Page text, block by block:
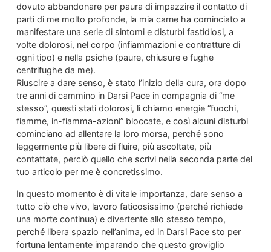
dovuto abbandonare per paura di impazzire il contatto di
parti di me molto profonde, la mia carne ha cominciato a
manifestare una serie di sintomi e disturbi fastidiosi, a
volte dolorosi, nel corpo (infiammazioni e contratture di
ogni tipo) e nella psiche (paure, chiusure e fughe
centrifughe da me).
Riuscire a dare senso, è stato l’inizio della cura, ora dopo
tre anni di cammino in Darsi Pace in compagnia di “me
stesso”, questi stati dolorosi, li chiamo energie “fuochi,
fiamme, in-fiamma-azioni” bloccate, e così alcuni disturbi
cominciano ad allentare la loro morsa, perché sono
leggermente più libere di fluire, più ascoltate, più
contattate, perciò quello che scrivi nella seconda parte del
tuo articolo per me è concretissimo.
In questo momento è di vitale importanza, dare senso a
tutto ciò che vivo, lavoro faticosissimo (perché richiede
una morte continua) e divertente allo stesso tempo,
perché libera spazio nell’anima, ed in Darsi Pace sto per
fortuna lentamente imparando che questo groviglio